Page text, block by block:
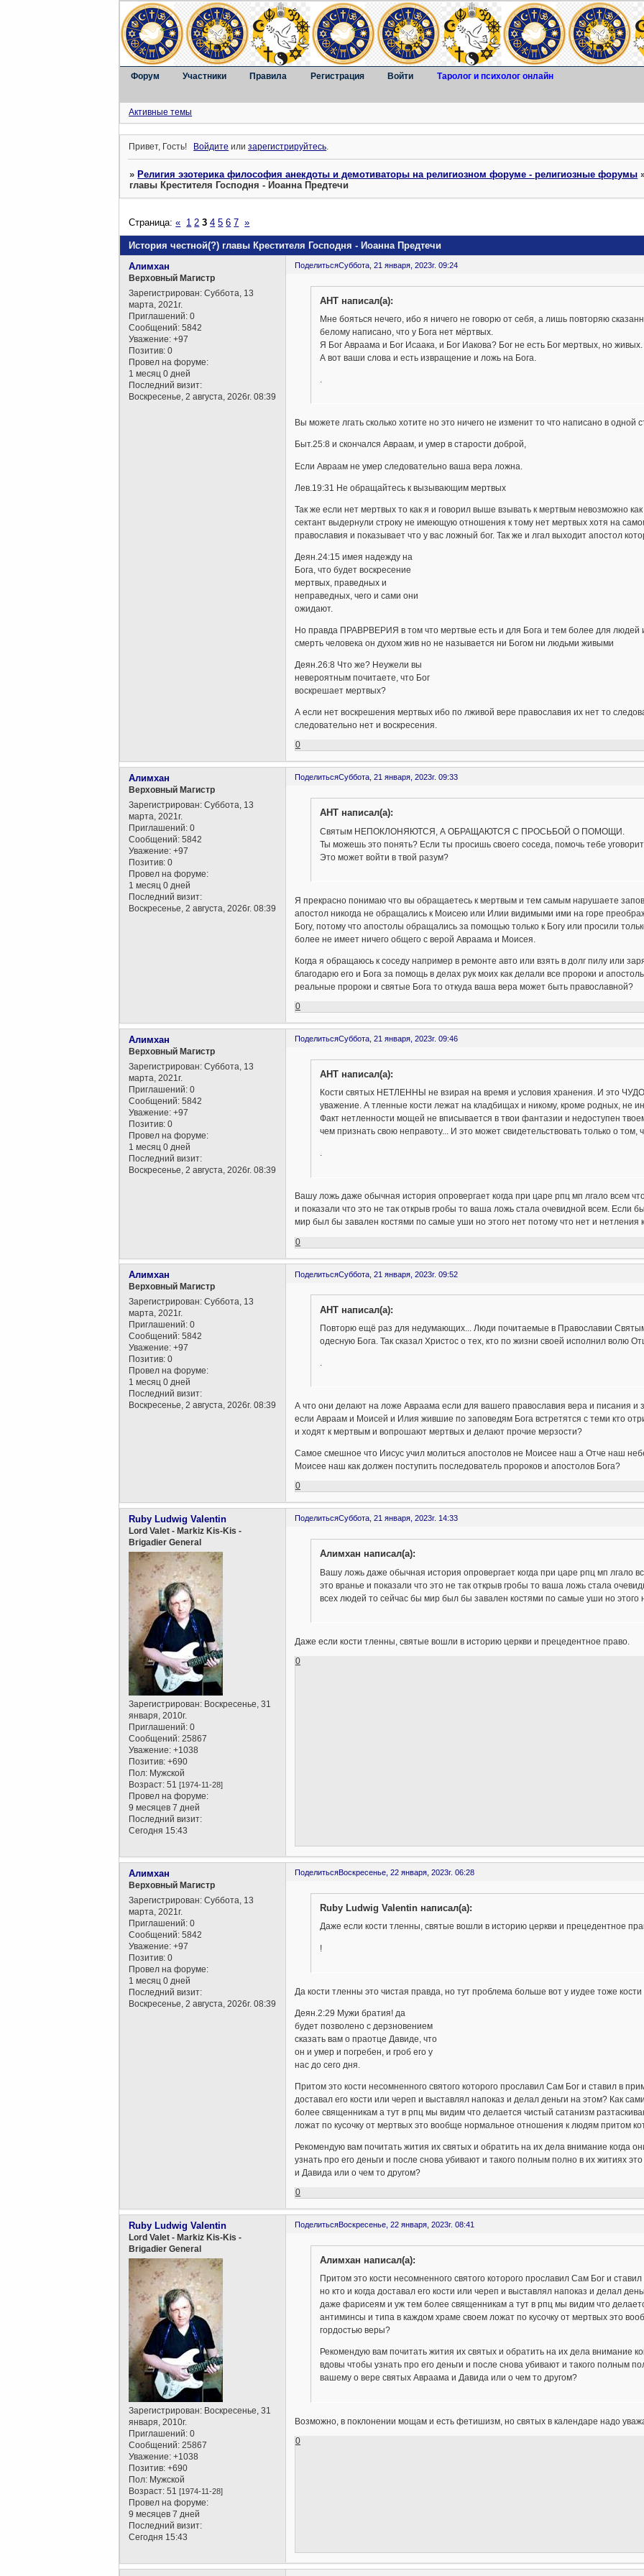
Форум Участники Правила Регистрация Войти Таролог и психолог онлайн
Активные темы
Привет, Гость! Войдите илизарегистрируйтесь.
»Религия эзотерика философия анекдоты и демотиваторы на религиозном форуме - религиозные форумы
главы Крестителя Господня - Иоанна Предтечи
История честной(?) главы Крестителя Господня - Иоанна Предтечи
Страница:« 1 2 3 4 5 6 7 »
ПоделитьсяСуббота, 21 января, 2023г. 09:24
Алимхан
Верховный Магистр
Зарегистрирован: Суббота, 13
марта, 2021г.
Приглашений: 0
Сообщений: 5842
Уважение: +97
Позитив: 0
Провел на форуме:
1 месяц 0 дней
Последний визит:
Воскресенье, 2 августа, 2026г. 08:39
AHT написал(а):
Мне бояться нечего, ибо я ничего не говорю от себя, а лишь повторяю
белому написано, что у Бога нет мёртвых.
Я Бог Авраама и Бог Исаака, и Бог Иакова? Бог не есть Бог мертвых, но живых.
А вот ваши слова и есть извращение и ложь на Бога.
.
Вы можете лгать сколько хотите но это ничего не изменит то что написано в одной
Быт.25:8 и скончался Авраам, и умер в старости доброй,
Если Авраам не умер следовательно ваша вера ложна.
Лев.19:31 Не обращайтесь к вызывающим мертвых
Так же если нет мертвых то как я и говорил выше взывать к мертвым невозможно
сектант выдернули строку не имеющую отношения к тому нет мертвых хотя на
православия и показывает что у вас ложный бог. Так же и лгал выходит апостол
Деян.24:15 имея надежду на
Бога, что будет воскресение
мертвых, праведных и
неправедных, чего и сами они
ожидают.
Но правда ПРАВРВЕРИЯ в том что мертвые есть и для Бога и тем более для
смерть человека он духом жив но не называется ни Богом ни людьми живыми
Деян.26:8 Что же? Неужели вы
невероятным почитаете, что Бог
воскрешает мертвых?
А если нет воскрешения мертвых ибо по лживой вере православия их нет то
следовательно нет и воскресения.
0
ПоделитьсяСуббота, 21 января, 2023г. 09:33
Алимхан
Верховный Магистр
Зарегистрирован: Суббота, 13
марта, 2021г.
Приглашений: 0
Сообщений: 5842
Уважение: +97
Позитив: 0
Провел на форуме:
1 месяц 0 дней
Последний визит:
Воскресенье, 2 августа, 2026г. 08:39
AHT написал(а):
Святым НЕПОКЛОНЯЮТСЯ, А ОБРАЩАЮТСЯ С ПРОСЬБОЙ О ПОМОЩИ.
Ты можешь это понять? Если ты просишь своего соседа, помочь тебе
Это может войти в твой разум?
Я прекрасно понимаю что вы обращаетесь к мертвым и тем самым нарушаете
апостол никогда не обращались к Моисею или Илии видимыми ими на горе
Богу, потому что апостолы обращались за помощью только к Богу или просили
более не имеет ничего общего с верой Авраама и Моисея.
Когда я обращаюсь к соседу например в ремонте авто или взять в долг пилу или
благодарю его и Бога за помощь в делах рук моих как делали все пророки и
реальные пророки и святые Бога то откуда ваша вера может быть православной?
0
ПоделитьсяСуббота, 21 января, 2023г. 09:46
Алимхан
Верховный Магистр
Зарегистрирован: Суббота, 13
марта, 2021г.
Приглашений: 0
Сообщений: 5842
Уважение: +97
Позитив: 0
Провел на форуме:
1 месяц 0 дней
Последний визит:
Воскресенье, 2 августа, 2026г. 08:39
AHT написал(а):
Кости святых НЕТЛЕННЫ не взирая на время и условия хранения. И это
уважение. А тленные кости лежат на кладбищах и никому, кроме родных, не
Факт нетленности мощей не вписывается в твои фантазии и недоступен
чем признать свою неправоту... И это может свидетельствовать только о том,
.
Вашу ложь даже обычная история опровергает когда при царе рпц мп лгало всем
и показали что это не так открыв гробы то ваша ложь стала очевидной всем. Если
мир был бы завален костями по самые уши но этого нет потому что нет и нетления
0
ПоделитьсяСуббота, 21 января, 2023г. 09:52
Алимхан
Верховный Магистр
Зарегистрирован: Суббота, 13
марта, 2021г.
Приглашений: 0
Сообщений: 5842
Уважение: +97
Позитив: 0
Провел на форуме:
1 месяц 0 дней
Последний визит:
Воскресенье, 2 августа, 2026г. 08:39
AHT написал(а):
Повторю ещё раз для недумающих... Люди почитаемые в Православии
одесную Бога. Так сказал Христос о тех, кто по жизни своей исполнил волю
.
А что они делают на ложе Авраама если для вашего православия вера и писания
если Авраам и Моисей и Илия жившие по заповедям Бога встретятся с теми кто
и ходят к мертвым и вопрошают мертвых и делают прочие мерзости?
Самое смешное что Иисус учил молиться апостолов не Моисее наш а Отче наш
Моисее наш как должен поступить последователь пророков и апостолов Бога?
0
ПоделитьсяСуббота, 21 января, 2023г. 14:33
Ruby Ludwig Valentin
Lord Valet - Markiz Kis-Kis -
Brigadier General
Зарегистрирован: Воскресенье, 31
января, 2010г.
Приглашений: 0
Сообщений: 25867
Уважение: +1038
Позитив: +690
Пол: Мужской
Возраст: 51[1974-11-28]
Провел на форуме:
9 месяцев 7 дней
Последний визит:
Сегодня 15:43
Алимхан написал(а):
Вашу ложь даже обычная история опровергает когда при царе рпц мп лгало
это вранье и показали что это не так открыв гробы то ваша ложь стала
всех людей то сейчас бы мир был бы завален костями по самые уши но этого
Даже если кости тленны, святые вошли в историю церкви и прецедентное право.
0
ПоделитьсяВоскресенье, 22 января, 2023г. 06:28
Алимхан
Верховный Магистр
Зарегистрирован: Суббота, 13
марта, 2021г.
Приглашений: 0
Сообщений: 5842
Уважение: +97
Позитив: 0
Провел на форуме:
1 месяц 0 дней
Последний визит:
Воскресенье, 2 августа, 2026г. 08:39
Ruby Ludwig Valentin написал(а):
Даже если кости тленны, святые вошли в историю церкви и прецедентное
!
Да кости тленны это чистая правда, но тут проблема больше вот у иудее тоже
Деян.2:29 Мужи братия! да
будет позволено с дерзновением
сказать вам о праотце Давиде, что
он и умер и погребен, и гроб его у
нас до сего дня.
Притом это кости несомненного святого которого прославил Сам Бог и ставил в
доставал его кости или череп и выставлял напоказ и делал деньги на этом? Как
более священникам а тут в рпц мы видим что делается чистый сатанизм
ложат по кусочку от мертвых это вообще нормальное отношения к людям притом
Рекомендую вам почитать жития их святых и обратить на их дела внимание когда
узнать про его деньги и после снова убивают и такого полным полно в их житиях
и Давида или о чем то другом?
0
ПоделитьсяВоскресенье, 22 января, 2023г. 08:41
Ruby Ludwig Valentin
Lord Valet - Markiz Kis-Kis -
Brigadier General
Зарегистрирован: Воскресенье, 31
января, 2010г.
Приглашений: 0
Сообщений: 25867
Уважение: +1038
Позитив: +690
Пол: Мужской
Возраст: 51[1974-11-28]
Провел на форуме:
9 месяцев 7 дней
Последний визит:
Сегодня 15:43
Алимхан написал(а):
Притом это кости несомненного святого которого прославил Сам Бог и
но кто и когда доставал его кости или череп и выставлял напоказ и делал
даже фарисеям и уж тем более священникам а тут в рпц мы видим что
антиминсы и типа в каждом храме своем ложат по кусочку от мертвых это
гордостью веры?
Рекомендую вам почитать жития их святых и обратить на их дела внимание
вдовы чтобы узнать про его деньги и после снова убивают и такого полным
вашему о вере святых Авраама и Давида или о чем то другом?
Возможно, в поклонении мощам и есть фетишизм, но святых в календаре надо
0